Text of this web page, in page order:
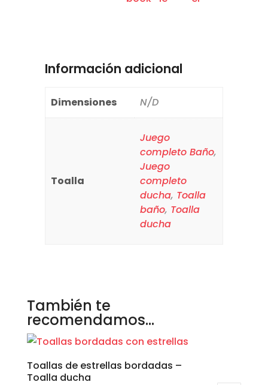
Información adicional
Dimensiones N/D
Toalla
Juego
completo Baño,
Juego
completo
ducha, Toalla
baño, Toalla
ducha
También te
recomendamos…
Toallas de estrellas bordadas –
Toalla ducha